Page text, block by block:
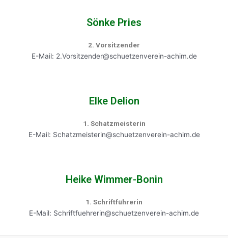
Sönke Pries
2. Vorsitzender
E-Mail: 2.Vorsitzender@schuetzenverein-achim.de
Elke Delion
1. Schatzmeisterin
E-Mail: Schatzmeisterin@schuetzenverein-achim.de
Heike Wimmer-Bonin
1. Schriftführerin
E-Mail: Schriftfuehrerin@schuetzenverein-achim.de